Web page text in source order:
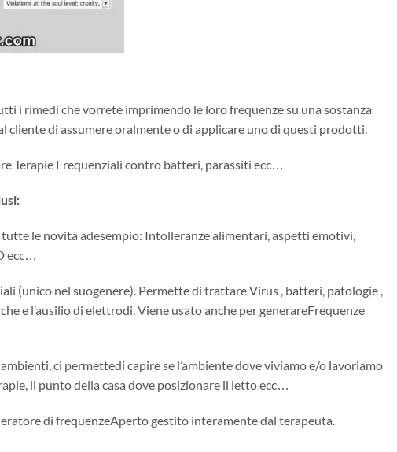
i rimedi che vorrete imprimendo le loro frequenze su una sostanza
cliente di assumere oralmente o di applicare uno di questi prodotti.
Terapie Frequenziali contro batteri, parassiti ecc…
tutte le novità adesempio: Intolleranze alimentari, aspetti emotivi,
ecc…
(unico nel suogenere). Permette di trattare Virus , batteri, patologie ,
e l’ausilio di elettrodi. Viene usato anche per generareFrequenze
ci permettedi capire se l’ambiente dove viviamo e/o lavoriamo
il punto della casa dove posizionare il letto ecc…
di frequenzeAperto gestito interamente dal terapeuta.